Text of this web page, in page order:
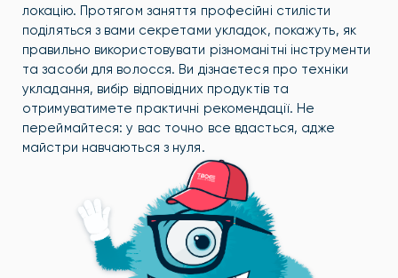
локацію. Протягом заняття професійні стилісти
поділяться з вами секретами укладок, покажуть, як
правильно використовувати різноманітні інструменти
та засоби для волосся. Ви дізнаєтеся про техніки
укладання, вибір відповідних продуктів та
отримуватимете практичні рекомендації. Не
переймайтеся: у вас точно все вдасться, адже
майстри навчаються з нуля.